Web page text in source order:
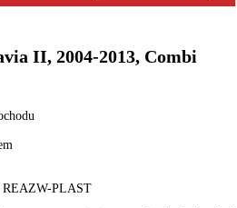
II, 2004-2013, Combi
REAZW-PLAST